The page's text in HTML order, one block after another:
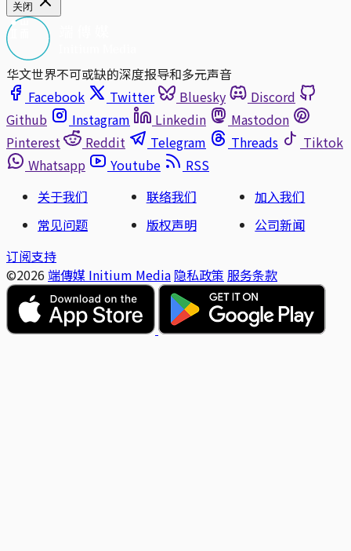
关闭
华文世界不可或缺的深度报导和多元声音
Facebook
Twitter Bluesky
Discord
Github
Instagram Linkedin
Mastodon
Pinterest
Reddit Telegram Threads
Tiktok
Whatsapp
Youtube
RSS
关于我们
联络我们
加入我们
常见问题
版权声明
公司新闻
订阅支持
©2026 端傳媒 Initium Media 隐私政策 服务条款